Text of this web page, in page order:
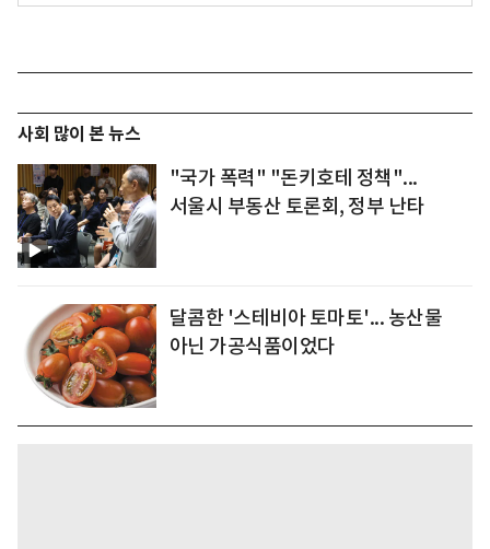
사회 많이 본 뉴스
"국가 폭력" "돈키호테 정책"...
서울시 부동산 토론회, 정부 난타
달콤한 '스테비아 토마토'... 농산물
아닌 가공식품이었다